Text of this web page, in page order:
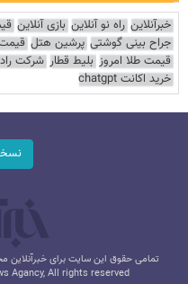
خبرآنلاین راه نو آنلاین بازی آنلاین
جراح بینی گوشتی پرشین هتل قیمت
قیمت طلا امروز بلیط قطار شرکت
خرید اکانت chatgpt
تمامی حقوق این سایت برای خبرآنلاین
Agancy, All rights reserved